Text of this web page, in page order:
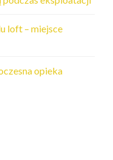
loft – miejsce
opieka